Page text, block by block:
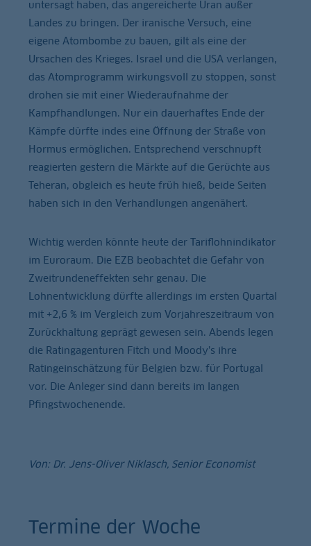
untersagt haben, das angereicherte Uran außer
Landes zu bringen. Der iranische Versuch, eine
eigene Atombombe zu bauen, gilt als eine der
Ursachen des Krieges. Israel und die USA verlangen,
das Atomprogramm wirkungsvoll zu stoppen, sonst
drohen sie mit einer Wiederaufnahme der
Kampfhandlungen. Nur ein dauerhaftes Ende der
Kämpfe dürfte indes eine Öffnung der Straße von
Hormus ermöglichen. Entsprechend verschnupft
reagierten gestern die Märkte auf die Gerüchte aus
Teheran, obgleich es heute früh hieß, beide Seiten
haben sich in den Verhandlungen angenähert.
Wichtig werden könnte heute der Tariflohnindikator
im Euroraum. Die EZB beobachtet die Gefahr von
Zweitrundeneffekten sehr genau. Die
Lohnentwicklung dürfte allerdings im ersten Quartal
mit +2,6 % im Vergleich zum Vorjahreszeitraum von
Zurückhaltung geprägt gewesen sein. Abends legen
die Ratingagenturen Fitch und Moody’s ihre
Ratingeinschätzung für Belgien bzw. für Portugal
vor. Die Anleger sind dann bereits im langen
Pfingstwochenende.
Von: Dr. Jens-Oliver Niklasch, Senior Economist
Termine der Woche